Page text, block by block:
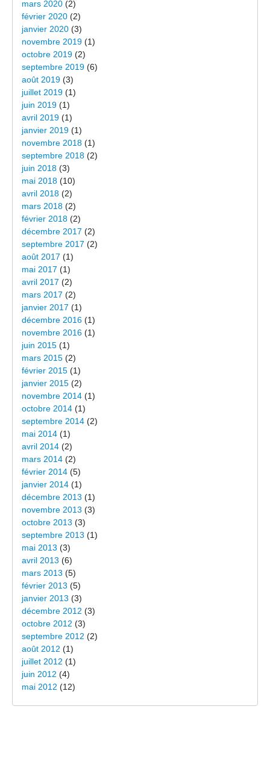
mars 2020 (2)
février 2020 (2)
janvier 2020 (3)
novembre 2019 (1)
octobre 2019 (2)
septembre 2019 (6)
août 2019 (3)
juillet 2019 (1)
juin 2019 (1)
avril 2019 (1)
janvier 2019 (1)
novembre 2018 (1)
septembre 2018 (2)
juin 2018 (3)
mai 2018 (10)
avril 2018 (2)
mars 2018 (2)
février 2018 (2)
décembre 2017 (2)
septembre 2017 (2)
août 2017 (1)
mai 2017 (1)
avril 2017 (2)
mars 2017 (2)
janvier 2017 (1)
décembre 2016 (1)
novembre 2016 (1)
juin 2015 (1)
mars 2015 (2)
février 2015 (1)
janvier 2015 (2)
novembre 2014 (1)
octobre 2014 (1)
septembre 2014 (2)
mai 2014 (1)
avril 2014 (2)
mars 2014 (2)
février 2014 (5)
janvier 2014 (1)
décembre 2013 (1)
novembre 2013 (3)
octobre 2013 (3)
septembre 2013 (1)
mai 2013 (3)
avril 2013 (6)
mars 2013 (5)
février 2013 (5)
janvier 2013 (3)
décembre 2012 (3)
octobre 2012 (3)
septembre 2012 (2)
août 2012 (1)
juillet 2012 (1)
juin 2012 (4)
mai 2012 (12)